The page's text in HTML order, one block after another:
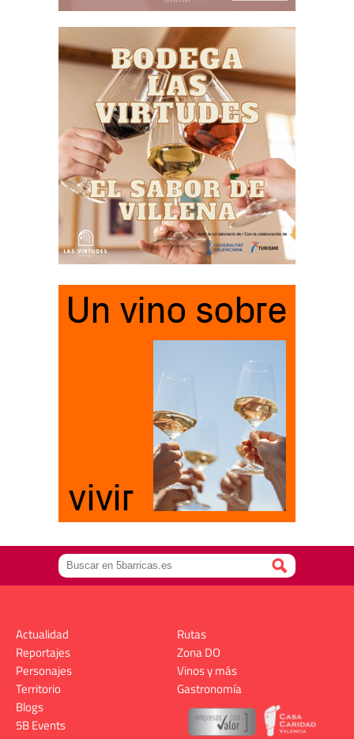
Actualidad
Reportajes
Personajes
Territorio
Rutas
Zona DO
Vinos y más
Gastronomía
Blogs
5B Events